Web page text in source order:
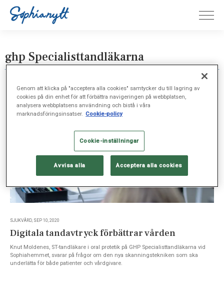
ghp Specialisttandläkarna
SJUKVÅRD, SEP 10, 2020
Digitala tandavtryck förbättrar vården
Knut Moldenes, ST-tandläkare i oral protetik på GHP Specialisttandläkarna vid
Sophiahemmet, svarar på frågor om den nya skanningstekniken som ska
underlätta för både patienter och vårdgivare.
Genom att klicka på "acceptera alla cookies" samtycker du till lagring av
cookies på din enhet för att förbättra navigeringen på webbplatsen,
analysera webbplatsens användning och bistå i våra
marknadsföringsinsatser. Cookie-policy
Cookie-inställningar
Avvisa alla Acceptera alla cookies